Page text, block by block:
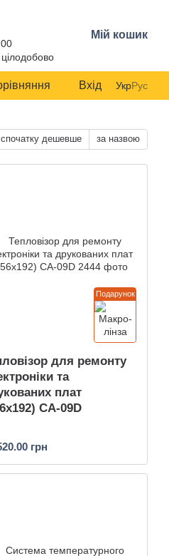
Мій кошик
Вхід УкрРус
спочатку дешевше за назвою
Подарунок
для ремонту
та
плат
CA-09D
грн